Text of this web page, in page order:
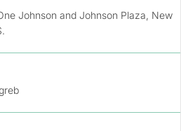
Johnson and Johnson Plaza, New